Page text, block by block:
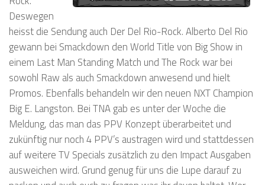
Deswegen
heisst die Sendung auch Der Del Rio-Rock. Alberto Del Rio
gewann bei Smackdown den World Title von Big Show in
einem Last Man Standing Match und The Rock war bei
sowohl Raw als auch Smackdown anwesend und hielt
Promos. Ebenfalls behandeln wir den neuen NXT Champion
Big E. Langston. Bei TNA gab es unter der Woche die
Meldung, das man das PPV Konzept überarbeitet und
zukünftig nur noch 4 PPV’s austragen wird und stattdessen
auf weitere TV Specials zusätzlich zu den Impact Ausgaben
ausweichen wird. Grund genug für uns die Lupe darauf zu